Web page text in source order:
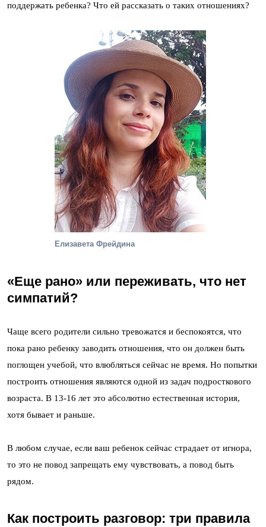
поддержать ребенка? Что ей рассказать о таких отношениях?
Елизавета Фрейдина
«Еще рано» или переживать, что нет
симпатий?
Чаще всего родители сильно тревожатся и беспокоятся, что
пока рано ребенку заводить отношения, что он должен быть
поглощен учебой, что влюбляться сейчас не время. Но попытки
построить отношения являются одной из задач подросткового
возраста. В 13-16 лет это абсолютно естественная история,
хотя бывает и раньше.
В любом случае, если ваш ребенок сейчас страдает от игнора,
то это не повод запрещать ему чувствовать, а повод быть
рядом.
Как построить разговор: три правила